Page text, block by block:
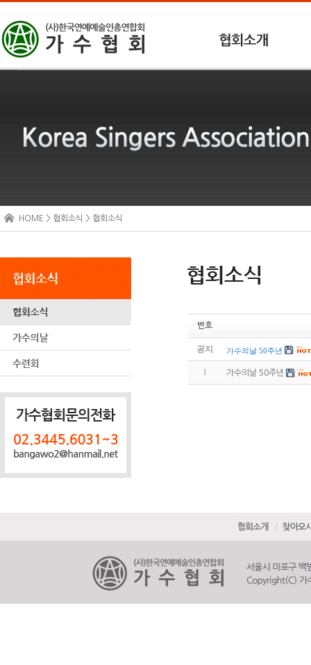
HOME > 협회소식 > 협회소식
번호
공지 가수의날 50주년
1 가수의날 50주년